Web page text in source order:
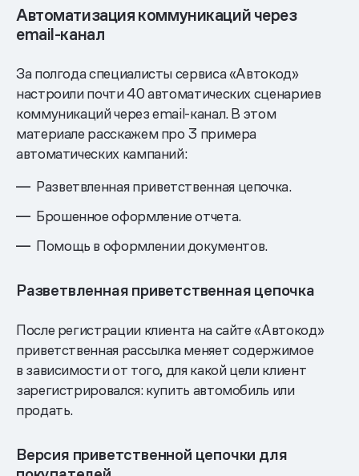
Автоматизация коммуникаций через
email-канал
За полгода специалисты сервиса «Автокод»
настроили почти 40 автоматических сценариев
коммуникаций через email-канал. В этом
материале расскажем про 3 примера
автоматических кампаний:
Разветвленная приветственная цепочка.
Брошенное оформление отчета.
Помощь в оформлении документов.
Разветвленная приветственная цепочка
После регистрации клиента на сайте «Автокод»
приветственная рассылка меняет содержимое
в зависимости от того, для какой цели клиент
зарегистрировался: купить автомобиль или
продать.
Версия приветственной цепочки для